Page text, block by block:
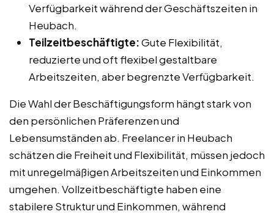
Verfügbarkeit während der Geschäftszeiten in
Heubach.
Teilzeitbeschäftigte:Gute Flexibilität,
reduzierte und oft flexibel gestaltbare
Arbeitszeiten, aber begrenzte Verfügbarkeit.
Die Wahl der Beschäftigungsform hängt stark von
den persönlichen Präferenzen und
Lebensumständen ab. Freelancer in Heubach
schätzen die Freiheit und Flexibilität, müssen jedoch
mit unregelmäßigen Arbeitszeiten und Einkommen
umgehen. Vollzeitbeschäftigte haben eine
stabilere Struktur und Einkommen, während